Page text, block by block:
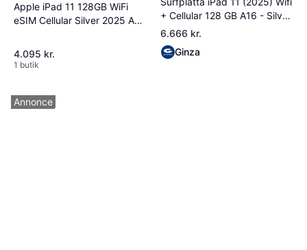
Apple iPad 11 128GB WiFi
eSIM Cellular Silver 2025 A16
4.095 kr.
1 butik
+ Cellular 128 GB A16 - Silver
Apple
6.666 kr.
Ginza
Annonce